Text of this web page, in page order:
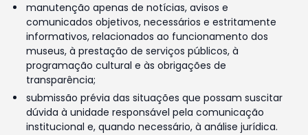
manutenção apenas de notícias, avisos e
comunicados objetivos, necessários e estritamente
informativos, relacionados ao funcionamento dos
museus, à prestação de serviços públicos, à
programação cultural e às obrigações de
transparência;
submissão prévia das situações que possam suscitar
dúvida à unidade responsável pela comunicação
institucional e, quando necessário, à análise jurídica.